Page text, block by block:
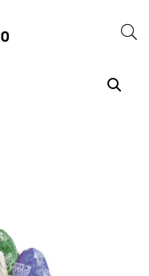
Paasgeschenk 08